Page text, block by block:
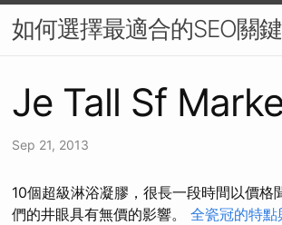
如何選擇最適合的SEO關
Je Tall Sf
Sep 21, 2013
10個超級淋浴凝膠，很長一段時間以價
們的井眼具有無價的影響。 全瓷冠的特